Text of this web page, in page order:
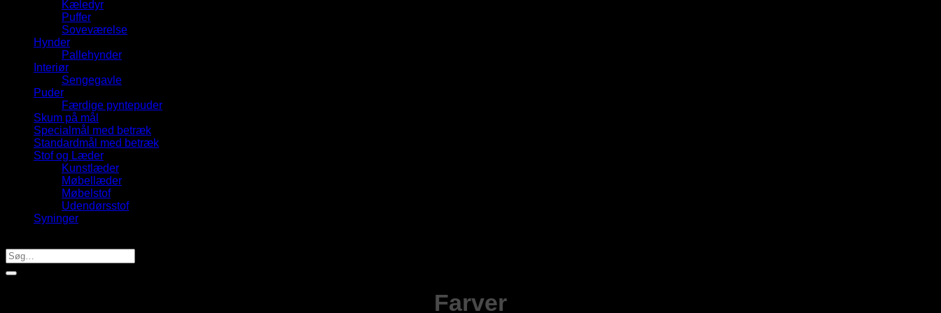
Kæledyr
Puffer
Soveværelse
Hynder
Pallehynder
Interiør
Sengegavle
Puder
Færdige pyntepuder
Skum på mål
Specialmål med betræk
Standardmål med betræk
Stof og Læder
Kunstlæder
Møbellæder
Møbelstof
Udendørsstof
Syninger
Søg
efter:
Farver